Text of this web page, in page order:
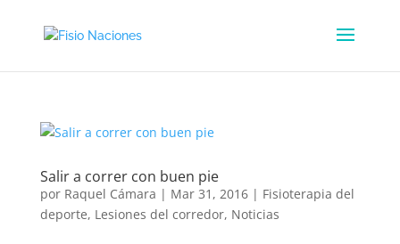
Salir a correr con buen pie
por Raquel Cámara | Mar 31, 2016| Fisioterapia del
deporte, Lesiones del corredor, Noticias